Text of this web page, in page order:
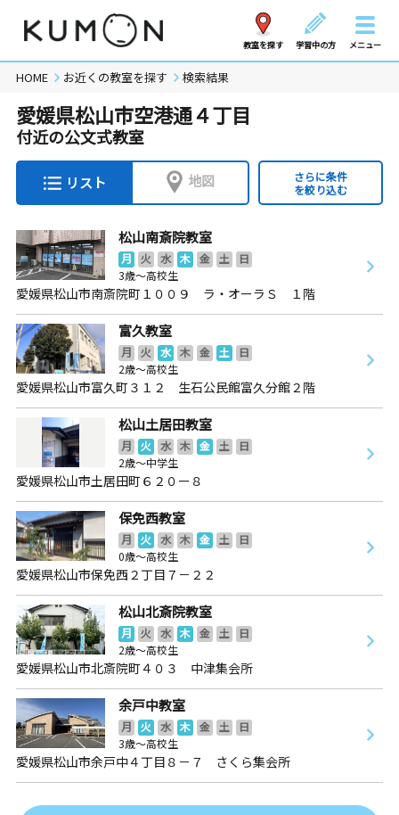
教室を探す 学習中の方 メニュー
HOME お近くの教室を探す 検索結果
愛媛県松山市空港通４丁目
付近の公文式教室
リスト 地図
さらに条件
を絞り込む
松山南斎院教室
月 火 水 木 金 土
日
3歳～高校生
愛媛県松山市南斎院町１００９ ラ・オーラＳ １階
富久教室
月 火 水 木 金 土
日
2歳～高校生
愛媛県松山市富久町３１２ 生石公民館富久分館２階
松山土居田教室
月 火 水 木 金 土
日
2歳～中学生
愛媛県松山市土居田町６２０ー８
保免西教室
月 火 水 木 金 土
日
0歳～高校生
愛媛県松山市保免西２丁目７－２２
松山北斎院教室
月 火 水 木 金 土
日
2歳～高校生
愛媛県松山市北斎院町４０３ 中津集会所
余戸中教室
月 火 水 木 金 土
日
3歳～高校生
愛媛県松山市余戸中４丁目８－７ さくら集会所